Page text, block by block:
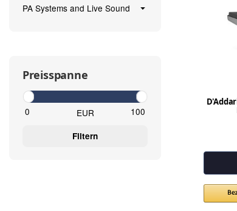
PA Systems and Live Sound
Preisspanne
EUR
Filtern